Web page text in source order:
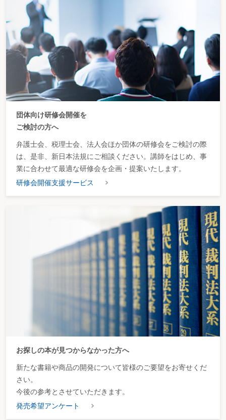
団体向け研修会開催を
ご検討の方へ
弁護士会、税理士会、法人会ほか団体の研修会をご検討の際
は、是非、新日本法規にご相談ください。講師をはじめ、事
業に合わせて最適な研修会を企画・提案いたします。
研修会開催支援サービス
お探しの本が見つからなかった方へ
新たな書籍や商品の開発について皆様のご要望をお寄せくだ
さい。
今後の参考とさせていただきます。
発売希望アンケート